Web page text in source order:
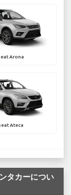
Arona
Ateca
タカーについ